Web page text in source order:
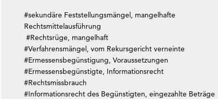
#sekundäre Feststellungsmängel, mangelhafte
Rechtsmittelausführung
#Rechtsrüge, mangelhaft
#Verfahrensmängel, vom Rekursgericht verneinte
#Ermessensbegünstigung, Voraussetzungen
#Ermessensbegünstigte, Informationsrecht
#Rechtsmissbrauch
#Informationsrecht des Begünstigten, eingezahlte Beträge